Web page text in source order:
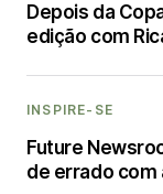
Depois da
edição com
INSPIRE-SE
Future
de errado com